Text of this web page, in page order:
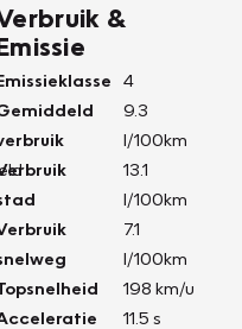
&
4
9.3
l/100km
13.1
l/100km
7.1
l/100km
198 km/u
11.5 s